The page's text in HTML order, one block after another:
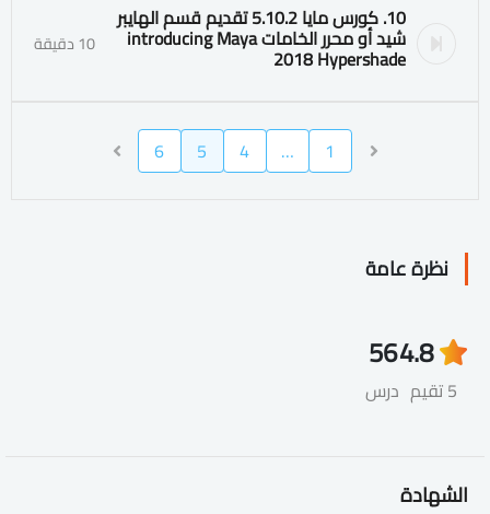
10. كورس مايا 5.10.2 تقديم قسم الهايبر
شيد أو محرر الخامات introducing Maya
2018 Hypershade 10 دقيقة
1
…
4
5
6
نظرة عامة
4.8
5 تقيم
56
درس
الشهادة